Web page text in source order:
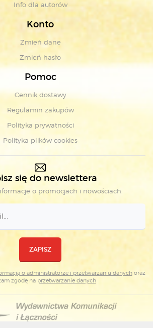
Info dla autorów
Konto
Zmień dane
Zmień hasło
Pomoc
Cennik dostawy
Regulamin zakupów
Polityka prywatności
Polityka plików cookies
się do newslettera
o promocjach i nowościach.
ZAPISZ
o administratorze i przetwarzaniu danychoraz
zgodę na przetwarzanie danych